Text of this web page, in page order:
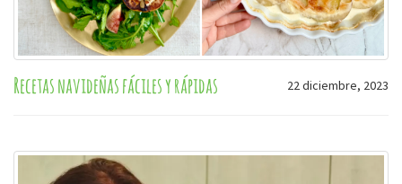
Recetas navideñas fáciles y rápidas 22 diciembre, 2023